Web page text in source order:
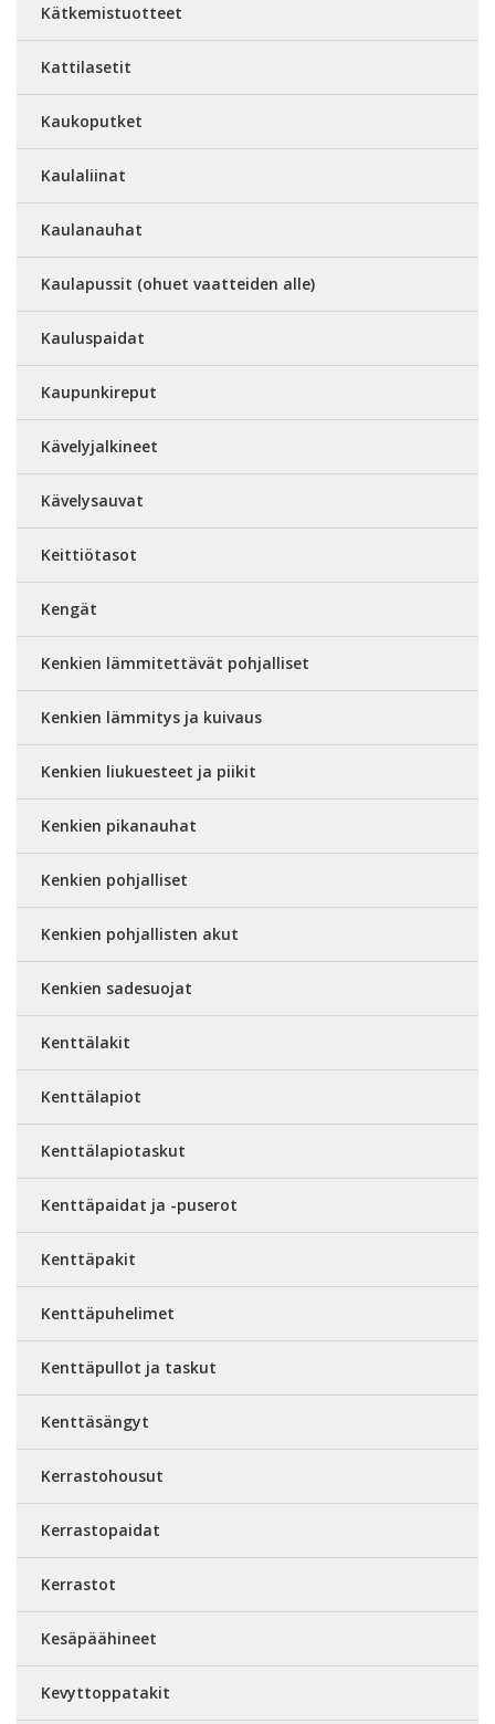
Kätkemistuotteet
Kattilasetit
Kaukoputket
Kaulaliinat
Kaulanauhat
Kaulapussit (ohuet vaatteiden alle)
Kauluspaidat
Kaupunkireput
Kävelyjalkineet
Kävelysauvat
Keittiötasot
Kengät
Kenkien lämmitettävät pohjalliset
Kenkien lämmitys ja kuivaus
Kenkien liukuesteet ja piikit
Kenkien pikanauhat
Kenkien pohjalliset
Kenkien pohjallisten akut
Kenkien sadesuojat
Kenttälakit
Kenttälapiot
Kenttälapiotaskut
Kenttäpaidat ja -puserot
Kenttäpakit
Kenttäpuhelimet
Kenttäpullot ja taskut
Kenttäsängyt
Kerrastohousut
Kerrastopaidat
Kerrastot
Kesäpäähineet
Kevyttoppatakit